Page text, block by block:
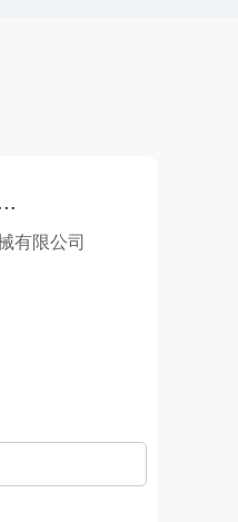
有限公司